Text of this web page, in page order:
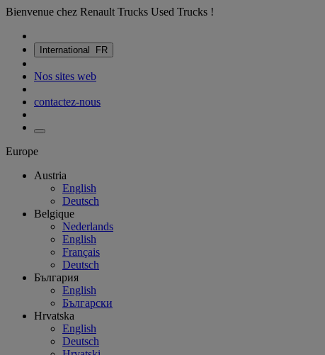
Bienvenue chez Renault Trucks Used Trucks !
International FR
Nos sites web
contactez-nous
Europe
Austria
English
Deutsch
Belgique
Nederlands
English
Français
Deutsch
България
English
Български
Hrvatska
English
Deutsch